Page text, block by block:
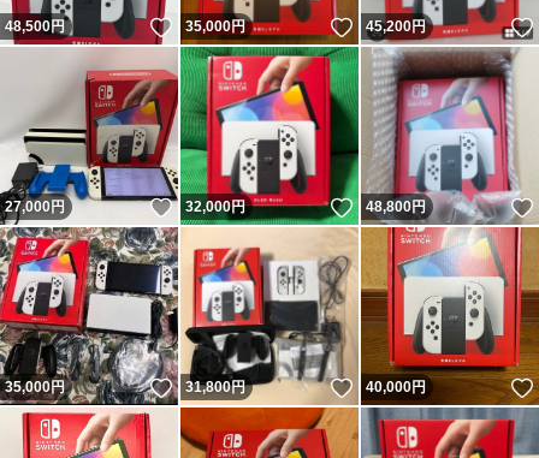
48,500円 いいね！
35,000円 いいね！
45,200円
27,000円 いいね！
32,000円 いいね！
48,800円
35,000円 いいね！
31,800円 いいね！
40,000円